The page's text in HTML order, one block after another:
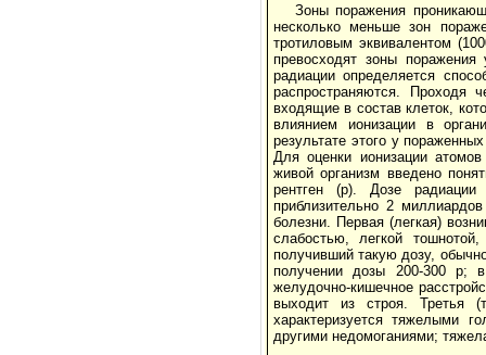
Зоны поражения
несколько меньше зон
тротиловым эквивалентом
превосходят зоны
радиации определяется
распространяются. Проходя
входящие в состав клеток,
влиянием ионизации в
результате этого у
Для оценки ионизации
живой организм введено
рентген (р). Дозе радиации
приблизительно 2
болезни. Первая (легкая)
слабостью, легкой
получивший такую дозу,
получении дозы 200-300 р;
желудочно-кишечное
выходит из строя. Третья
характеризуется тяжелыми
другими недомоганиями;